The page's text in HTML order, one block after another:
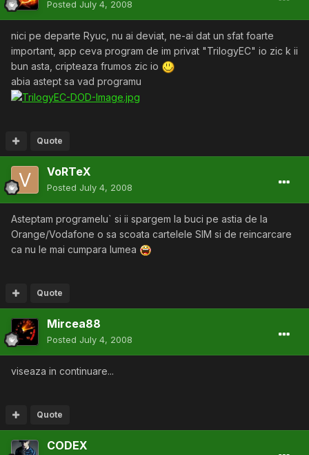
Posted July 4, 2008
nici pe departe Ryuc, nu ai deviat, ne-ai dat un sfat foarte
important, app ceva program de im privat "TrilogyEC" io zic k ii
bun asta, cripteaza frumos zic io
abia astept sa vad programu
Quote
VoRTeX
Posted July 4, 2008
Asteptam programelu` si ii spargem la buci pe astia de la
Orange/Vodafone o sa scoata cartelele SIM si de reincarcare
ca nu le mai cumpara lumea
Quote
Mircea88
Posted July 4, 2008
viseaza in continuare...
Quote
CODEX